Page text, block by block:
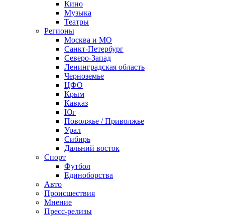
Кино
Музыка
Театры
Регионы
Москва и МО
Санкт-Петербург
Северо-Запад
Ленинградская область
Черноземье
ЦФО
Крым
Кавказ
Юг
Поволжье / Приволжье
Урал
Сибирь
Дальний восток
Спорт
Футбол
Единоборства
Авто
Происшествия
Мнение
Пресс-релизы